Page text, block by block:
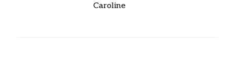
Caroline